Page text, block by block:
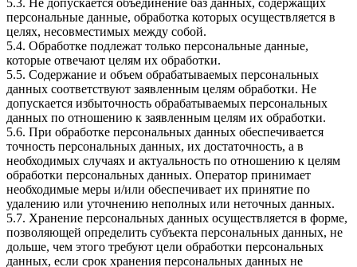
персональные данные, обработка которых осуществляется в
целях, несовместимых между собой.
5.4. Обработке подлежат только персональные данные,
которые отвечают целям их обработки.
5.5. Содержание и объем обрабатываемых персональных
данных соответствуют заявленным целям обработки. Не
допускается избыточность обрабатываемых персональных
данных по отношению к заявленным целям их обработки.
5.6. При обработке персональных данных обеспечивается
точность персональных данных, их достаточность, а в
необходимых случаях и актуальность по отношению к целям
обработки персональных данных. Оператор принимает
необходимые меры и/или обеспечивает их принятие по
удалению или уточнению неполных или неточных данных.
5.7. Хранение персональных данных осуществляется в форме,
позволяющей определить субъекта персональных данных, не
дольше, чем этого требуют цели обработки персональных
данных, если срок хранения персональных данных не